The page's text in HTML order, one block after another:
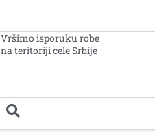
Vršimo isporuku robe
na teritoriji cele Srbije